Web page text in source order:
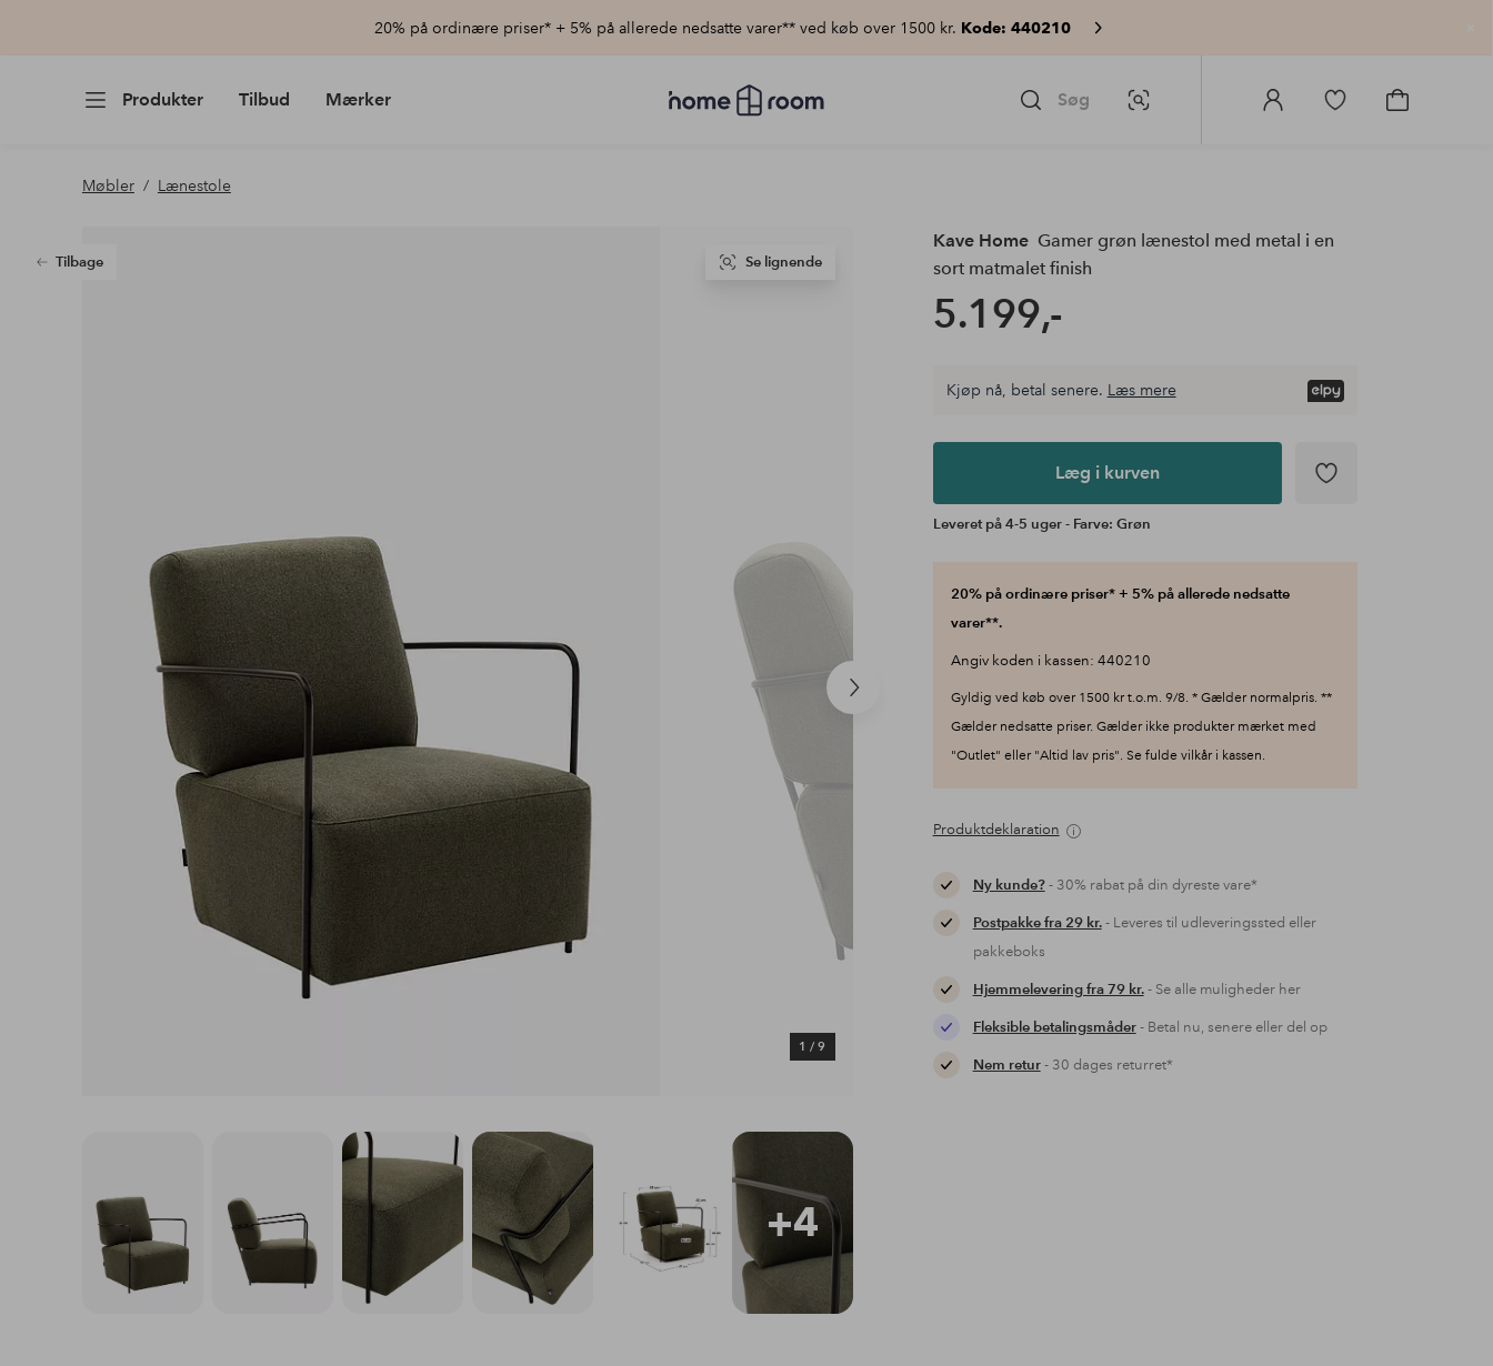
20% på ordinære priser* + 5% på allerede nedsatte varer** ved køb over 1500 kr. Kode: 440210
Produkter Tilbud Mærker
Homeroom
–
Søg Billedsøgning
Log
Gå
Gå
Møbler Lænestole
Tilbage
Næste
produkt
1 / 9
Se lignende
Kave Home Gamer grøn lænestol med metal i en
sort matmalet finish
5.199,-
Kjøp nå, betal senere. Læs mere
Læg i kurven
Leveret på 4-5 uger - Farve: Grøn
20% på ordinære priser* + 5% på allerede nedsatte
varer**.
Angiv koden i kassen: 440210
Gyldig ved køb over 1500 kr t.o.m. 9/8. * Gælder normalpris. **
Gælder nedsatte priser. Gælder ikke produkter mærket med
"Outlet" eller "Altid lav pris". Se fulde vilkår i kassen.
Produktdeklaration
Ny kunde?- 30% rabat på din dyreste vare*
Postpakke fra 29 kr.- Leveres til udleveringssted eller
pakkeboks
Hjemmelevering fra 79 kr.- Se alle muligheder her
Fleksible betalingsmåder- Betal nu, senere eller del op
Nem retur- 30 dages returret*
+4